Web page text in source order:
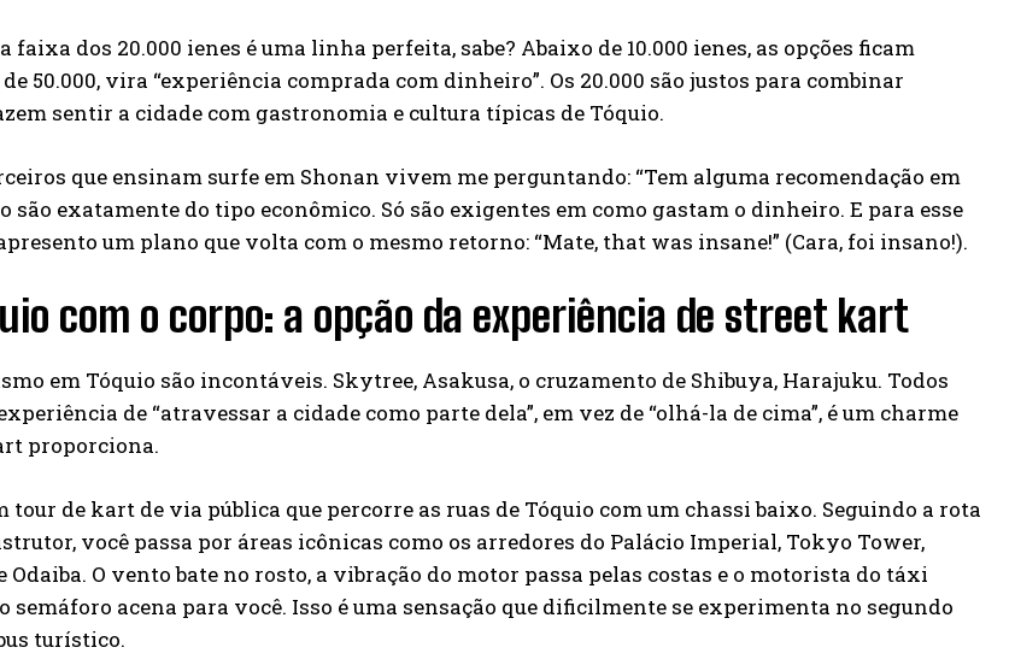
faixa dos 20.000 ienes é uma linha perfeita, sabe? Abaixo de 10.000 ienes, as opções ficam
50.000, vira “experiência comprada com dinheiro”. Os 20.000 são justos para combinar
sentir a cidade com gastronomia e cultura típicas de Tóquio.
que ensinam surfe em Shonan vivem me perguntando: “Tem alguma recomendação em
são exatamente do tipo econômico. Só são exigentes em como gastam o dinheiro. E para esse
um plano que volta com o mesmo retorno: “Mate, that was insane!” (Cara, foi insano!).
com o corpo: a opção da experiência de street kart
em Tóquio são incontáveis. Skytree, Asakusa, o cruzamento de Shibuya, Harajuku. Todos
de “atravessar a cidade como parte dela”, em vez de “olhá-la de cima”, é um charme
proporciona.
tour de kart de via pública que percorre as ruas de Tóquio com um chassi baixo. Seguindo a rota
você passa por áreas icônicas como os arredores do Palácio Imperial, Tokyo Tower,
Odaiba. O vento bate no rosto, a vibração do motor passa pelas costas e o motorista do táxi
semáforo acena para você. Isso é uma sensação que dificilmente se experimenta no segundo
turístico.